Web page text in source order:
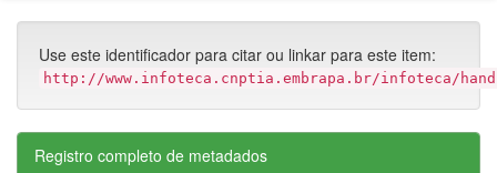
Use este identificador para citar ou linkar para este item:
http://www.infoteca.cnptia.embrapa.br/infoteca/
Registro completo de metadados